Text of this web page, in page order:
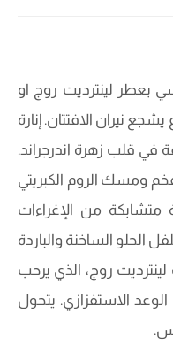
بعطر لينترديت روج او
نيران الافتتان. إنارة
في قلب زهرة اندرجراند.
ومسك الروم الكبريتي
من الإغراءات
الحلو الساخنة والباردة
لينترديت روج، الذي يرحب
الاستفزازي. يتحول